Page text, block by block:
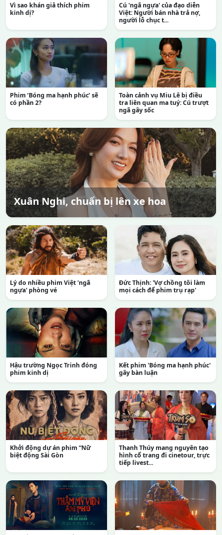
Vì sao khán giả thích phim
kinh dị?
Cú 'ngã ngựa' của đạo diễn
Việt: Người bán nhà trả nợ,
người lỗ chục t...
Phim ‘Bóng ma hạnh phúc’ sẽ
có phần 2?
Toàn cảnh vụ Miu Lê bị điều
tra liên quan ma tuý: Cú trượt
ngã gây sốc
Xuân Nghi, chuẩn bị lên xe hoa
Lý do nhiều phim Việt 'ngã
ngựa' phòng vé
Đức Thịnh: 'Vợ chồng tôi làm
mọi cách để phim trụ rạp'
Hậu trường Ngọc Trinh đóng
phim kinh dị
Kết phim 'Bóng ma hạnh phúc'
gây bàn luận
Khởi động dự án phim “Nữ
biệt động Sài Gòn
Thanh Thúy mang nguyên tạo
hình cổ trang đi cinetour, trực
tiếp livest...